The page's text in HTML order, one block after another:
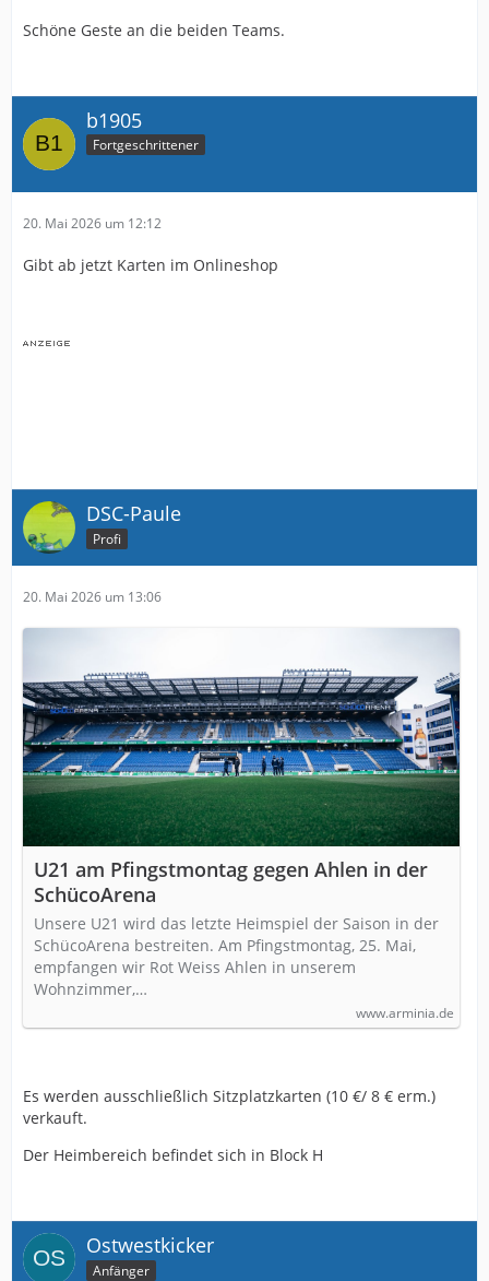
Schöne Geste an die beiden Teams.
b1905
Fortgeschrittener
20. Mai 2026 um 12:12
Gibt ab jetzt Karten im Onlineshop
DSC-Paule
Profi
20. Mai 2026 um 13:06
U21 am Pfingstmontag gegen Ahlen in der
SchücoArena
Unsere U21 wird das letzte Heimspiel der Saison in der
SchücoArena bestreiten. Am Pfingstmontag, 25. Mai,
empfangen wir Rot Weiss Ahlen in unserem
Wohnzimmer,…
www.arminia.de
Es werden ausschließlich Sitzplatzkarten (10 €/ 8 € erm.)
verkauft.
Der Heimbereich befindet sich in Block H
Ostwestkicker
Anfänger